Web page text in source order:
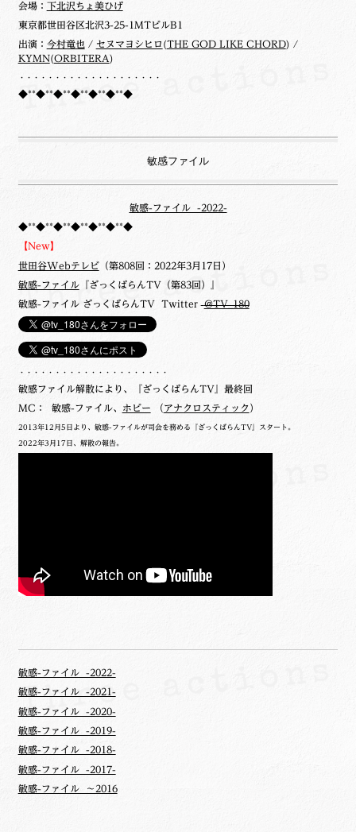
会場： 下北沢ちょ美ひげ
東京都世田谷区北沢3-25-1MTビルB1
出演： 今村竜也/ セヌマヨシヒロ (THE GOD LIKE CHORD) /
KYMN(ORBITERA )
・・・・・・・・・・・・・・・・・・・・
◆**◆**◆**◆**◆**◆**◆
敏感ファイル
敏感-ファイル -2022-
◆**◆**◆**◆**◆**◆**◆
【New】
世田谷Webテレビ（第808回：2022年3月17日）
敏感-ファイル『ざっくばらんTV（第83回）』
敏感-ファイル ざっくばらんTV Twitter @TV_180
・・・・・・・・・・・・・・・・・・・・・
敏感ファイル解散により、『ざっくばらんTV』最終回
MC： 敏感-ファイル、 ホビー （ アナクロスティック ）
2013年12月5日より、敏感-ファイルが司会を務める『ざっくばらんTV』スタート。
2022年3月17日、解散の報告。
敏感-ファイル -2022-
敏感-ファイル -2021-
敏感-ファイル -2020-
敏感-ファイル -2019-
敏感-ファイル -2018-
敏感-ファイル -2017-
敏感-ファイル ～2016